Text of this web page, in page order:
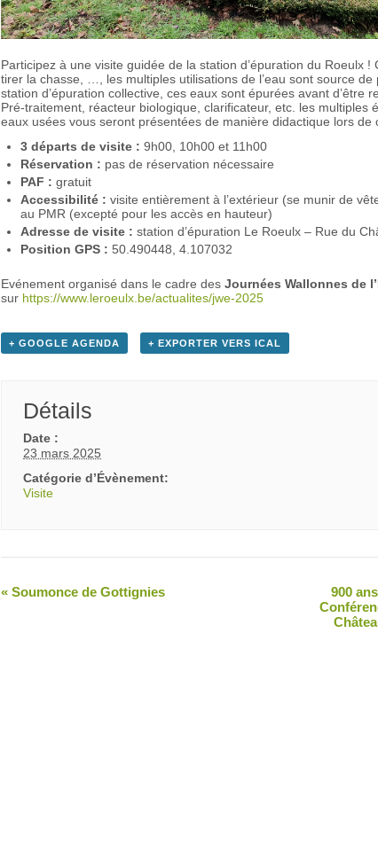
Participez à une visite guidée de la station d’épuration du Roeulx !
tirer la chasse, …, les multiples utilisations de l’eau sont source de
station d’épuration collective, ces eaux sont épurées avant d’être
Pré-traitement, réacteur biologique, clarificateur, etc. les multiples
eaux usées vous seront présentées de manière didactique lors de
3 départs de visite : 9h00, 10h00 et 11h00
Réservation : pas de réservation nécessaire
PAF : gratuit
Accessibilité : visite entièrement à l’extérieur (se munir de
au PMR (excepté pour les accès en hauteur)
Adresse de visite : station d’épuration Le Roeulx – Rue du
Position GPS : 50.490448, 4.107032
Evénement organisé dans le cadre des Journées Wallonnes de
sur https://www.leroeulx.be/actualites/jwe-2025
+ GOOGLE AGENDA + EXPORTER VERS ICAL
Détails
Date :
23 mars 2025
Catégorie d’Évènement:
Visite
« Soumonce de Gottignies
900